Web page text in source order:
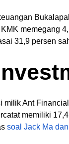
memegang
31,9 persen
milik Ant
memiliki
soal Jack Ma